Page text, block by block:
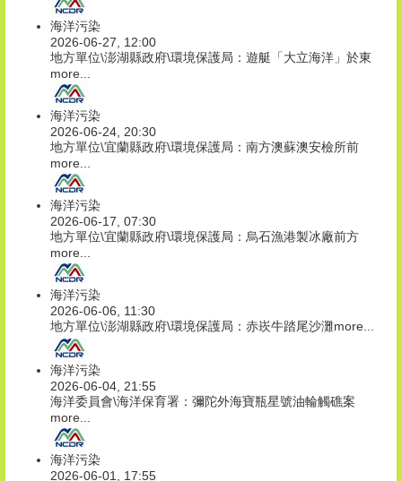
海洋污染
2026-06-27, 12:00
地方單位\澎湖縣政府\環境保護局：遊艇「大立海洋」於東
more...
海洋污染
2026-06-24, 20:30
地方單位\宜蘭縣政府\環境保護局：南方澳蘇澳安檢所前
more...
海洋污染
2026-06-17, 07:30
地方單位\宜蘭縣政府\環境保護局：烏石漁港製冰廠前方
more...
海洋污染
2026-06-06, 11:30
地方單位\澎湖縣政府\環境保護局：赤崁牛踏尾沙灘more...
海洋污染
2026-06-04, 21:55
海洋委員會\海洋保育署：彌陀外海寶瓶星號油輪觸礁案
more...
海洋污染
2026-06-01, 17:55